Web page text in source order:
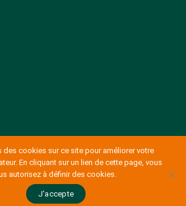
2026- Conditions générales de vente
des cookies sur ce site pour améliorer votre
En cliquant sur un lien de cette page, vous
autorisez à définir des cookies.
J’accepte